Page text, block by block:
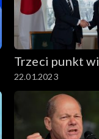
Trzeci punkt
22.01.2023